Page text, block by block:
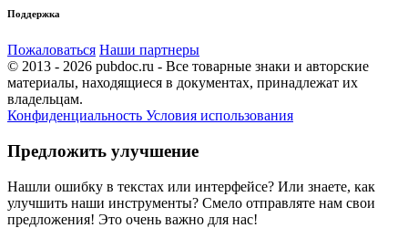
Поддержка
Пожаловаться Наши партнеры
© 2013 - 2026 pubdoc.ru - Все товарные знаки и авторские
материалы, находящиеся в документах, принадлежат их
владельцам.
Конфиденциальность Условия использования
Предложить улучшение
Нашли ошибку в текстах или интерфейсе? Или знаете, как
улучшить наши инструменты? Смело отправляте нам свои
предложения! Это очень важно для нас!